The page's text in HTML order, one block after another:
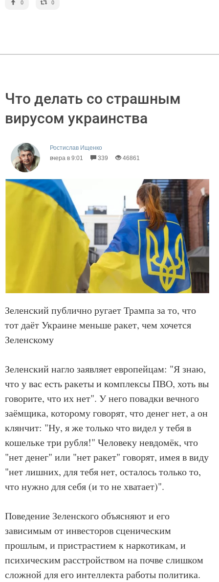
0 0
Что делать со страшным
вирусом украинства
Ростислав Ищенко
вчера в 9:01
339 46861
Зеленский публично ругает Трампа за то, что
тот даёт Украине меньше ракет, чем хочется
Зеленскому
Зеленский нагло заявляет европейцам: "Я знаю,
что у вас есть ракеты и комплексы ПВО, хоть вы
говорите, что их нет". У него повадки вечного
заёмщика, которому говорят, что денег нет, а он
клянчит: "Ну, я же только что видел у тебя в
кошельке три рубля!" Человеку невдомёк, что
"нет денег" или "нет ракет" говорят, имея в виду
"нет лишних, для тебя нет, осталось только то,
что нужно для себя (и то не хватает)".
Поведение Зеленского объясняют и его
зависимым от инвесторов сценическим
прошлым, и пристрастием к наркотикам, и
психическим расстройством на почве слишком
сложной для его интеллекта работы политика.